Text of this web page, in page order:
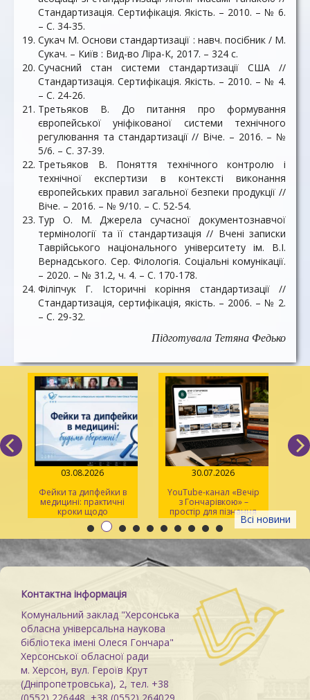
Стандартизація. Сертифікація. Якість. – 2010. – № 6.
– С. 34-35.
Сукач М. Основи стандартизації : навч. посібник / М.
Сукач. – Київ : Вид-во Ліра-К, 2017. – 324 с.
Сучасний стан системи стандартизації США //
Стандартизація. Сертифікація. Якість. – 2010. – № 4.
– С. 24-26.
Третьяков В. До питання про формування
європейської уніфікованої системи технічного
регулювання та стандартизації // Віче. – 2016. – №
5/6. – С. 37-39.
Третьяков В. Поняття технічного контролю і
технічної експертизи в контексті виконання
європейських правил загальної безпеки продукції //
Віче. – 2016. – № 9/10. – С. 52-54.
Тур О. М. Джерела сучасної документознавчої
термінології та її стандартизація // Вчені записки
Таврійського національного університету ім. В.І.
Вернадського. Сер. Філологія. Соціальні комунікації.
– 2020. – № 31.2, ч. 4. – С. 170-178.
Філіпчук Г. Історичні коріння стандартизації //
Стандартизація, сертифікація, якість. – 2006. – № 2.
– С. 29-32.
Підготувала Тетяна Федько
Всі новини
03.08.2026
Фейки та дипфейки в
медицині: практичні
кроки щодо
розпізнавання
30.07.2026
YouTube-канал «Вечір
з Гончарівкою» –
простір для пізнання
та натхнення
Контактна інформація
Комунальний заклад "Херсонська
обласна універсальна наукова
бібліотека імені Олеся Гончара"
Херсонської обласної ради
м. Херсон, вул. Героїв Крут
(Дніпропетровська), 2, тел. +38